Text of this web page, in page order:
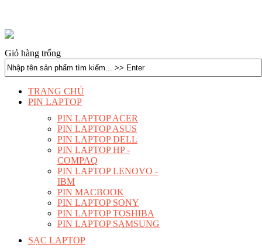
Giỏ hàng trống
TRANG CHỦ
PIN LAPTOP
PIN LAPTOP ACER
PIN LAPTOP ASUS
PIN LAPTOP DELL
PIN LAPTOP HP -
COMPAQ
PIN LAPTOP LENOVO -
IBM
PIN MACBOOK
PIN LAPTOP SONY
PIN LAPTOP TOSHIBA
PIN LAPTOP SAMSUNG
SẠC LAPTOP